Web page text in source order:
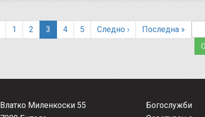
1 2 3
c
t
4 5 Следно › Последна »
Влатко Миленкоски 55
Богослужби